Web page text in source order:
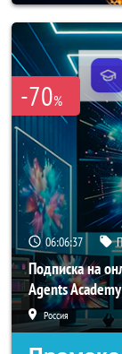
-70%
06:06:34
Подписка на
Agents Academy
Россия